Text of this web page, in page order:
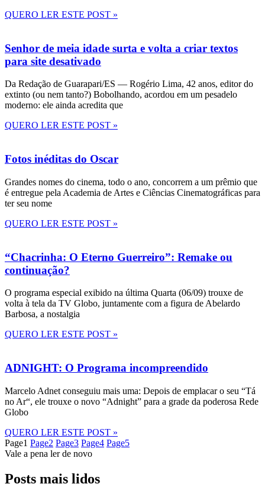
QUERO LER ESTE POST »
Senhor de meia idade surta e volta a criar textos
para site desativado
Da Redação de Guarapari/ES — Rogério Lima, 42 anos, editor do
extinto (ou nem tanto?) Bobolhando, acordou em um pesadelo
moderno: ele ainda acredita que
QUERO LER ESTE POST »
Fotos inéditas do Oscar
Grandes nomes do cinema, todo o ano, concorrem a um prêmio que
é entregue pela Academia de Artes e Ciências Cinematográficas para
ter seu nome
QUERO LER ESTE POST »
“Chacrinha: O Eterno Guerreiro”: Remake ou
continuação?
O programa especial exibido na última Quarta (06/09) trouxe de
volta à tela da TV Globo, juntamente com a figura de Abelardo
Barbosa, a nostalgia
QUERO LER ESTE POST »
ADNIGHT: O Programa incompreendido
Marcelo Adnet conseguiu mais uma: Depois de emplacar o seu “Tá
no Ar“, ele trouxe o novo “Adnight” para a grade da poderosa Rede
Globo
QUERO LER ESTE POST »
Page1 Page2 Page3 Page4 Page5
Vale a pena ler de novo
Posts mais lidos